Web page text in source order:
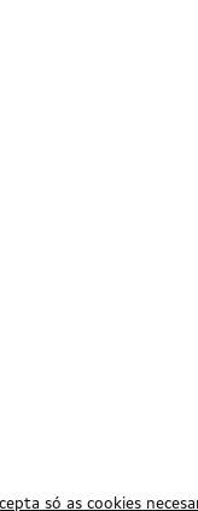
só as cookies